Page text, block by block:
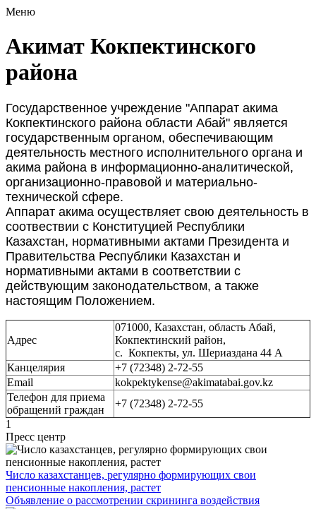
Меню
Акимат Кокпектинского
района
Государственное учреждение "Аппарат акима
Кокпектинского района области Абай" является
государственным органом, обеспечивающим
деятельность местного исполнительного органа и
акима района в информационно-аналитической,
организационно-правовой и материально-
технической сфере.
Аппарат акима осуществляет свою деятельность в
соотвествии с Конституцией Республики
Казахстан, нормативными актами Президента и
Правительства Республики Казахстан и
нормативными актами в соответствии с
действующим законодательством, а также
настоящим Положением.
Адрес
071000, Казахстан, область Абай,
Кокпектинский район,
с. Кокпекты, ул. Шериаздана 44 А
Канцелярия
+7 (72348) 2-72-55
Email
kokpektykense@akimatabai.gov.kz
Телефон для приема
обращений граждан
+7 (72348) 2-72-55
1
Пресс центр
Число казахстанцев, регулярно формирующих свои
пенсионные накопления, растет
Объявление о рассмотрении скрининга воздействия